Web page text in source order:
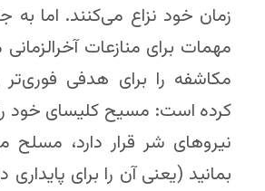
زمان خود نزاع می‌کنند. اما به
مهمات برای منازعات
مکاشفه را برای هدفی
کرده است: مسیح کلیسای خود
نیروهای شر قرار دارد، مسلح
بمانید (یعنی آن را برای پایداری